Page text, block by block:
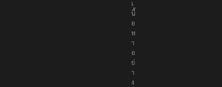
เ
นื้
อ
ห
า
อ
ย่
า
ง